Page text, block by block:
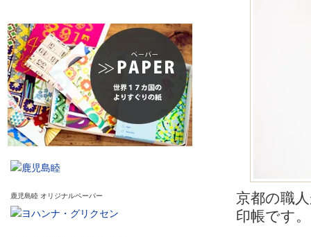
鹿児島睦 オリジナルペーパー
京都の職
印帳です。